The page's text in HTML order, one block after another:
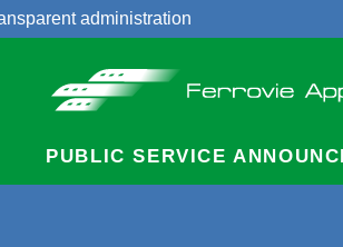
administration
PUBLIC SERVICE